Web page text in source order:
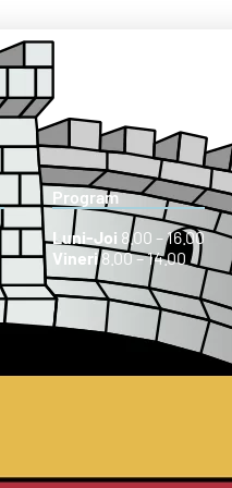
Program
Luni-Joi 8.00 – 16.00
Vineri8.00 – 14.00